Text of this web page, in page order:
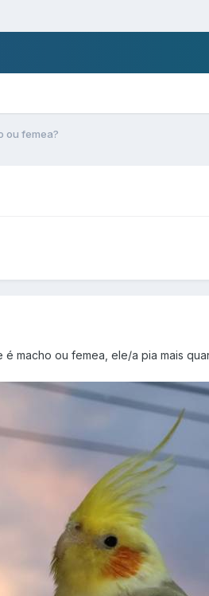
ou femea?
é macho ou femea, ele/a pia mais